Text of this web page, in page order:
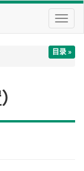
切
换
航
目录 »